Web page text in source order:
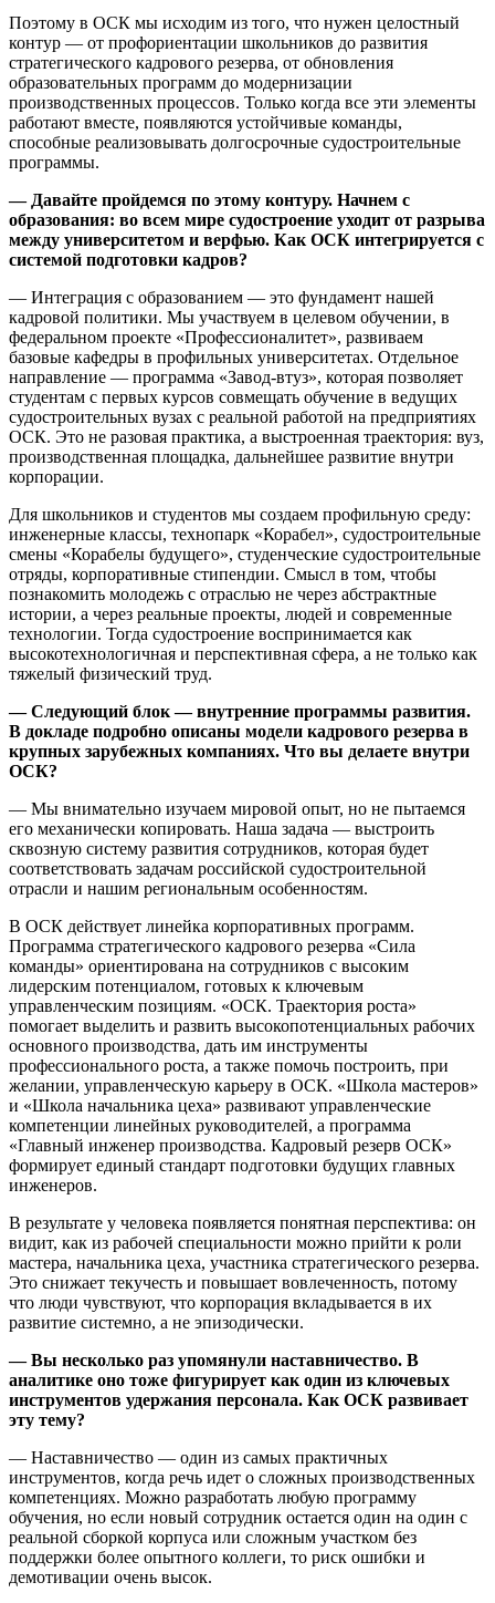
Поэтому в ОСК мы исходим из того, что нужен целостный
контур — от профориентации школьников до развития
стратегического кадрового резерва, от обновления
образовательных программ до модернизации
производственных процессов. Только когда все эти элементы
работают вместе, появляются устойчивые команды,
способные реализовывать долгосрочные судостроительные
программы.
— Давайте пройдемся по этому контуру. Начнем с
образования: во всем мире судостроение уходит от разрыва
между университетом и верфью. Как ОСК интегрируется с
системой подготовки кадров?
— Интеграция с образованием — это фундамент нашей
кадровой политики. Мы участвуем в целевом обучении, в
федеральном проекте «Профессионалитет», развиваем
базовые кафедры в профильных университетах. Отдельное
направление — программа «Завод-втуз», которая позволяет
студентам с первых курсов совмещать обучение в ведущих
судостроительных вузах с реальной работой на предприятиях
ОСК. Это не разовая практика, а выстроенная траектория: вуз,
производственная площадка, дальнейшее развитие внутри
корпорации.
Для школьников и студентов мы создаем профильную среду:
инженерные классы, технопарк «Корабел», судостроительные
смены «Корабелы будущего», студенческие судостроительные
отряды, корпоративные стипендии. Смысл в том, чтобы
познакомить молодежь с отраслью не через абстрактные
истории, а через реальные проекты, людей и современные
технологии. Тогда судостроение воспринимается как
высокотехнологичная и перспективная сфера, а не только как
тяжелый физический труд.
— Следующий блок — внутренние программы развития.
В докладе подробно описаны модели кадрового резерва в
крупных зарубежных компаниях. Что вы делаете внутри
ОСК?
— Мы внимательно изучаем мировой опыт, но не пытаемся
его механически копировать. Наша задача — выстроить
сквозную систему развития сотрудников, которая будет
соответствовать задачам российской судостроительной
отрасли и нашим региональным особенностям.
В ОСК действует линейка корпоративных программ.
Программа стратегического кадрового резерва «Сила
команды» ориентирована на сотрудников с высоким
лидерским потенциалом, готовых к ключевым
управленческим позициям. «ОСК. Траектория роста»
помогает выделить и развить высокопотенциальных рабочих
основного производства, дать им инструменты
профессионального роста, а также помочь построить, при
желании, управленческую карьеру в ОСК. «Школа мастеров»
и «Школа начальника цеха» развивают управленческие
компетенции линейных руководителей, а программа
«Главный инженер производства. Кадровый резерв ОСК»
формирует единый стандарт подготовки будущих главных
инженеров.
В результате у человека появляется понятная перспектива: он
видит, как из рабочей специальности можно прийти к роли
мастера, начальника цеха, участника стратегического резерва.
Это снижает текучесть и повышает вовлеченность, потому
что люди чувствуют, что корпорация вкладывается в их
развитие системно, а не эпизодически.
— Вы несколько раз упомянули наставничество. В
аналитике оно тоже фигурирует как один из ключевых
инструментов удержания персонала. Как ОСК развивает
эту тему?
— Наставничество — один из самых практичных
инструментов, когда речь идет о сложных производственных
компетенциях. Можно разработать любую программу
обучения, но если новый сотрудник остается один на один с
реальной сборкой корпуса или сложным участком без
поддержки более опытного коллеги, то риск ошибки и
демотивации очень высок.